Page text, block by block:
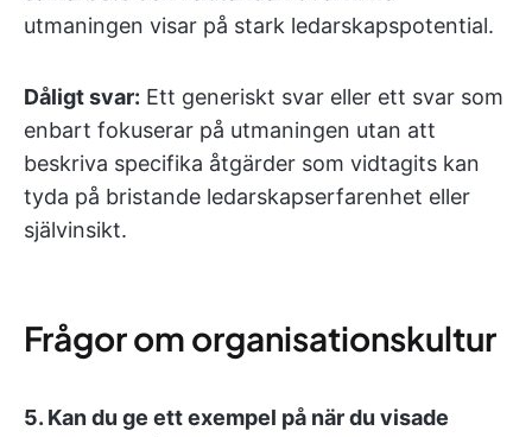
utmaningen visar på stark ledarskapspotential.
Dåligt svar: Ett generiskt svar eller ett svar som
enbart fokuserar på utmaningen utan att
beskriva specifika åtgärder som vidtagits kan
tyda på bristande ledarskapserfarenhet eller
självinsikt.
Frågor om organisationskultur
5. Kan du ge ett exempel på när du visade